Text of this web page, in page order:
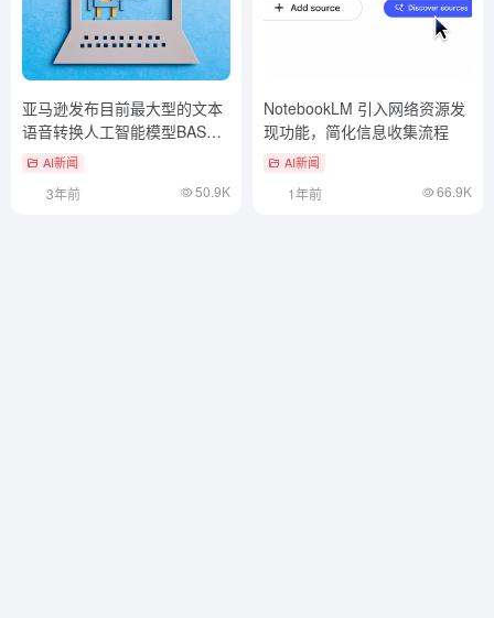
亚马逊发布目前最大型的文本
语音转换人工智能模型BASE
TTS展现了“潜在能力”
AI新闻
3年前 50.9K
NotebookLM 引入网络资源发
现功能，简化信息收集流程
AI新闻
1年前 66.9K